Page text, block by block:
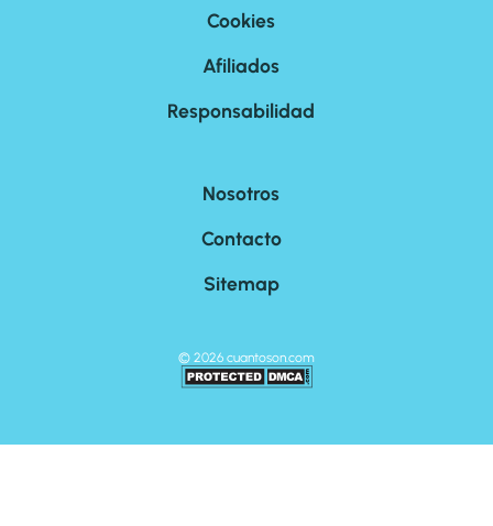
Cookies
Afiliados
Responsabilidad
Nosotros
Contacto
Sitemap
© 2026 cuantoson.com